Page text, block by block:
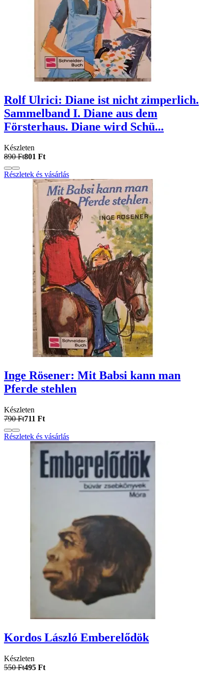
Rolf Ulrici: Diane ist nicht zimperlich.
Sammelband I. Diane aus dem
Försterhaus. Diane wird Schü...
Készleten
890 Ft801 Ft
Részletek és vásárlás
Inge Rösener: Mit Babsi kann man
Pferde stehlen
Készleten
790 Ft711 Ft
Részletek és vásárlás
Kordos László Emberelődök
Készleten
550 Ft495 Ft